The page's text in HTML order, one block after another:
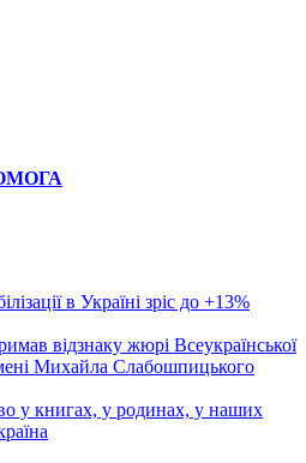
в Україні зріс до +13%
відзнаку жюрі Всеукраїнської
Михайла Слабошпицького
у книгах, у родинах, у наших